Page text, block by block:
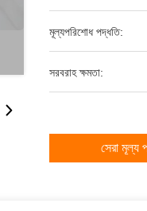
মূল্যপরিশোধ পদ্ধতি:
সরবরাহ ক্ষমতা:
সেরা মূল্য